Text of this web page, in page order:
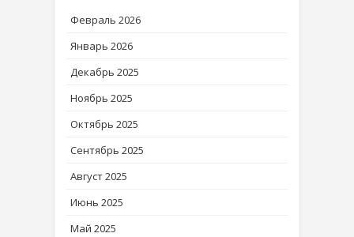
Февраль 2026
Январь 2026
Декабрь 2025
Ноябрь 2025
Октябрь 2025
Сентябрь 2025
Август 2025
Июнь 2025
Май 2025